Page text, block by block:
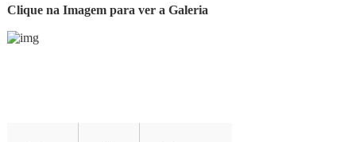
Clique na Imagem para ver a Galeria